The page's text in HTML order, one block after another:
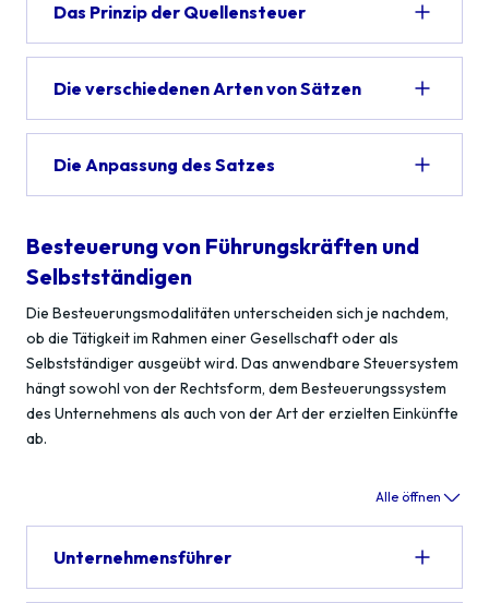
Das Prinzip der Quellensteuer
Die verschiedenen Arten von Sätzen
Die Anpassung des Satzes
Besteuerung von Führungskräften und
Selbstständigen
Die Besteuerungsmodalitäten unterscheiden sich je nachdem,
ob die Tätigkeit im Rahmen einer Gesellschaft oder als
Selbstständiger ausgeübt wird. Das anwendbare Steuersystem
hängt sowohl von der Rechtsform, dem Besteuerungssystem
des Unternehmens als auch von der Art der erzielten Einkünfte
ab.
Alle öffnen
Unternehmensführer